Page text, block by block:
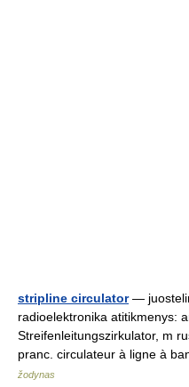
stripline circulator—
radioelektronika atitikmenys:
Streifenleitungszirkulator, m
pranc. circulateur à ligne à
žodynas